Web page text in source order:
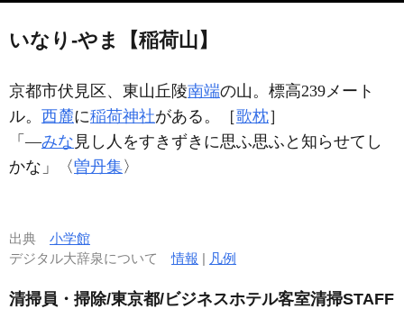
いなり‐やま【稲荷山】
京都市伏見区、東山丘陵南端の山。標高239メート
ル。 西麓に稲荷神社がある。［歌枕］
「―みな 見し人をすきずきに思ふ思ふと知らせてし
かな」〈曽丹集〉
出典 小学館
デジタル大辞泉について情報 | 凡例
清掃員・掃除/東京都/ビジネスホテル客室清掃STAFF